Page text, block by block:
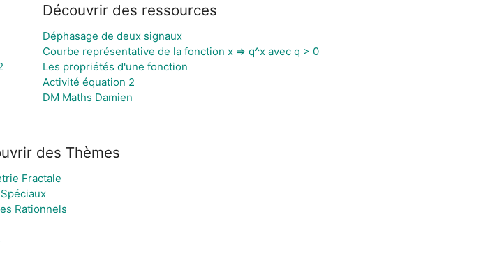
Découvrir des ressources
Déphasage de deux signaux
Courbe représentative de la fonction x => q^x avec q > 0
Les propriétés d'une fonction
Activité équation 2
DM Maths Damien
des Thèmes
Fractale
Rationnels